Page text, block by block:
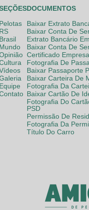
Pelotas
RS
Brasil
Mundo
Equipe
DOCUMENTOS
Baixar Extrato
Baixar Conta De
Extrato Bancário
Baixar Conta De
Certificado
Fotografia De
Baixar Passaporte
Baixar Carteira De
Fotografia Da
Baixar Cartão De
Fotografia Do
PSD
Permissão De
Fotografia Da
Título Do Carro